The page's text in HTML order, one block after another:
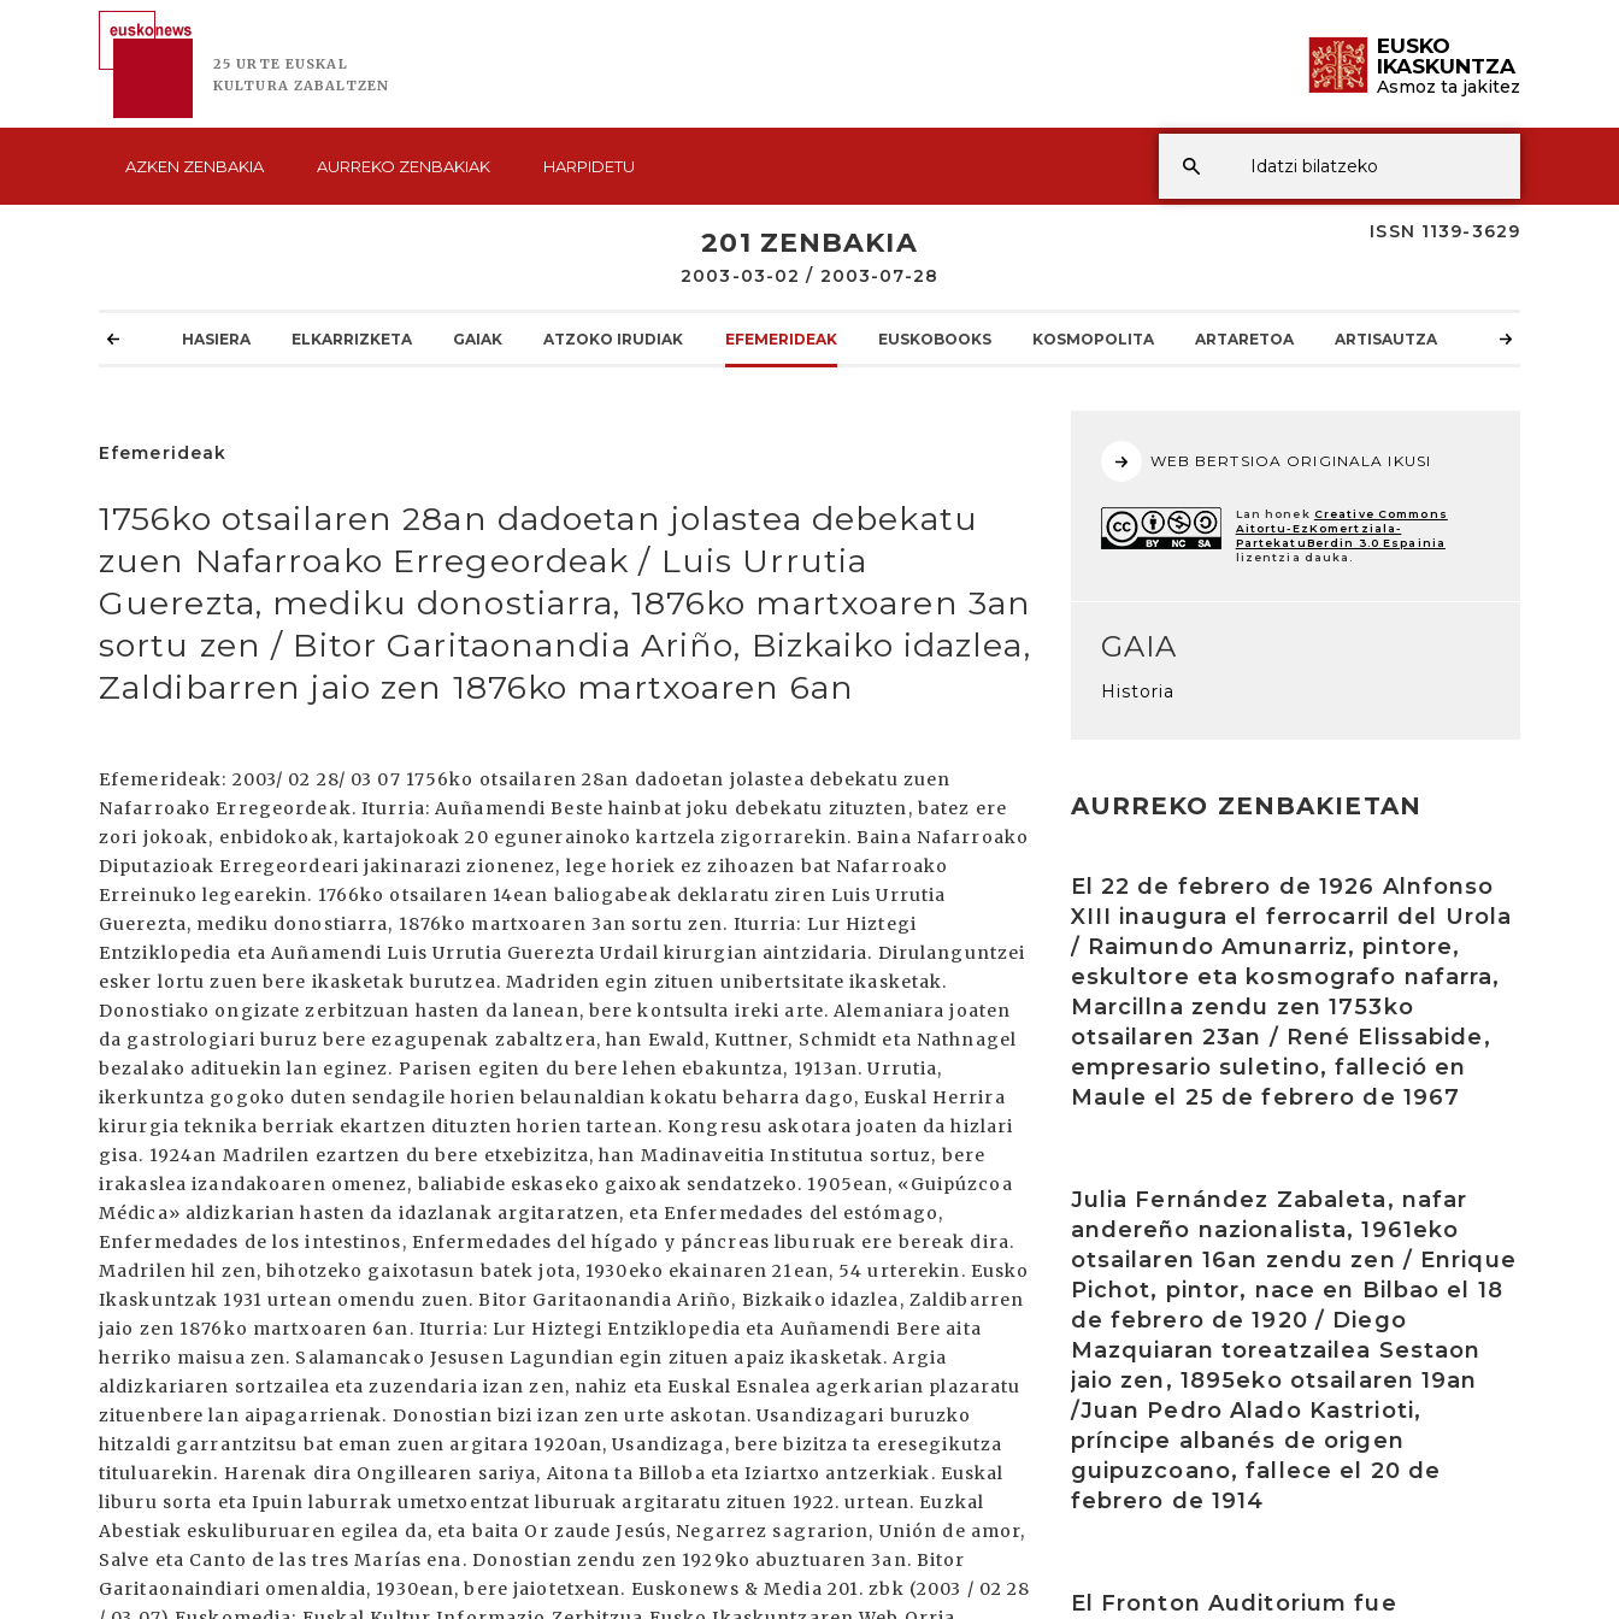
25 URTE EUSKAL
KULTURA ZABALTZEN
EUSKO
IKASKUNTZA
Asmoz ta jakitez
AZKEN ZENBAKIA AURREKO ZENBAKIAK HARPIDETU
ISSN 1139-3629
201 ZENBAKIA
2003-03-02 / 2003-07-28
HASIERA ELKARRIZKETA GAIAK ATZOKO IRUDIAK EFEMERIDEAK EUSKOBOOKS KOSMOPOLITA ARTARETOA ARTISAUTZA
Efemerideak
1756ko otsailaren 28an dadoetan jolastea debekatu
zuen Nafarroako Erregeordeak / Luis Urrutia
Guerezta, mediku donostiarra, 1876ko martxoaren 3an
sortu zen / Bitor Garitaonandia Ariño, Bizkaiko idazlea,
Zaldibarren jaio zen 1876ko martxoaren 6an
Efemerideak: 2003/ 02 28/ 03 07 1756ko otsailaren 28an dadoetan jolastea debekatu zuen
Nafarroako Erregeordeak. Iturria: Auñamendi Beste hainbat joku debekatu zituzten, batez ere
zori jokoak, enbidokoak, kartajokoak 20 egunerainoko kartzela zigorrarekin. Baina Nafarroako
Diputazioak Erregeordeari jakinarazi zionenez, lege horiek ez zihoazen bat Nafarroako
Erreinuko legearekin. 1766ko otsailaren 14ean baliogabeak deklaratu ziren Luis Urrutia
Guerezta, mediku donostiarra, 1876ko martxoaren 3an sortu zen. Iturria: Lur Hiztegi
Entziklopedia eta Auñamendi Luis Urrutia Guerezta Urdail kirurgian aintzidaria. Dirulanguntzei
esker lortu zuen bere ikasketak burutzea. Madriden egin zituen unibertsitate ikasketak.
Donostiako ongizate zerbitzuan hasten da lanean, bere kontsulta ireki arte. Alemaniara joaten
da gastrologiari buruz bere ezagupenak zabaltzera, han Ewald, Kuttner, Schmidt eta Nathnagel
bezalako adituekin lan eginez. Parisen egiten du bere lehen ebakuntza, 1913an. Urrutia,
ikerkuntza gogoko duten sendagile horien belaunaldian kokatu beharra dago, Euskal Herrira
kirurgia teknika berriak ekartzen dituzten horien tartean. Kongresu askotara joaten da hizlari
gisa. 1924an Madrilen ezartzen du bere etxebizitza, han Madinaveitia Institutua sortuz, bere
irakaslea izandakoaren omenez, baliabide eskaseko gaixoak sendatzeko. 1905ean, «Guipúzcoa
Médica» aldizkarian hasten da idazlanak argitaratzen, eta Enfermedades del estómago,
Enfermedades de los intestinos, Enfermedades del hígado y páncreas liburuak ere bereak dira.
Madrilen hil zen, bihotzeko gaixotasun batek jota, 1930eko ekainaren 21ean, 54 urterekin. Eusko
Ikaskuntzak 1931 urtean omendu zuen. Bitor Garitaonandia Ariño, Bizkaiko idazlea, Zaldibarren
jaio zen 1876ko martxoaren 6an. Iturria: Lur Hiztegi Entziklopedia eta Auñamendi Bere aita
herriko maisua zen. Salamancako Jesusen Lagundian egin zituen apaiz ikasketak. Argia
aldizkariaren sortzailea eta zuzendaria izan zen, nahiz eta Euskal Esnalea agerkarian plazaratu
zituenbere lan aipagarrienak. Donostian bizi izan zen urte askotan. Usandizagari buruzko
hitzaldi garrantzitsu bat eman zuen argitara 1920an, Usandizaga, bere bizitza ta eresegikutza
tituluarekin. Harenak dira Ongillearen sariya, Aitona ta Billoba eta Iziartxo antzerkiak. Euskal
liburu sorta eta Ipuin laburrak umetxoentzat liburuak argitaratu zituen 1922. urtean. Euzkal
Abestiak eskuliburuaren egilea da, eta baita Or zaude Jesús, Negarrez sagrarion, Unión de amor,
Salve eta Canto de las tres Marías ena. Donostian zendu zen 1929ko abuztuaren 3an. Bitor
Garitaonaindiari omenaldia, 1930ean, bere jaiotetxean. Euskonews & Media 201. zbk (2003 / 02 28
WEB BERTSIOA ORIGINALA IKUSI
Lan honek Creative Commons
Aitortu-EzKomertziala-
PartekatuBerdin 3.0 Espainia
lizentzia dauka.
GAIA
Historia
AURREKO ZENBAKIETAN
El 22 de febrero de 1926 Alnfonso
XIII inaugura el ferrocarril del Urola
/ Raimundo Amunarriz, pintore,
eskultore eta kosmografo nafarra,
Marcillna zendu zen 1753ko
otsailaren 23an / René Elissabide,
empresario suletino, falleció en
Maule el 25 de febrero de 1967
Julia Fernández Zabaleta, nafar
andereño nazionalista, 1961eko
otsailaren 16an zendu zen / Enrique
Pichot, pintor, nace en Bilbao el 18
de febrero de 1920 / Diego
Mazquiaran toreatzailea Sestaon
jaio zen, 1895eko otsailaren 19an
/Juan Pedro Alado Kastrioti,
príncipe albanés de origen
guipuzcoano, fallece el 20 de
febrero de 1914
El Fronton Auditorium fue